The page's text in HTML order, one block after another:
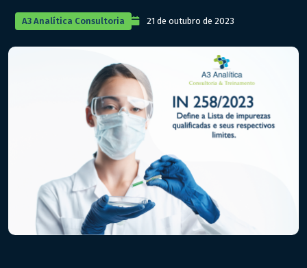
A3 Analítica Consultoria 21 de outubro de 2023